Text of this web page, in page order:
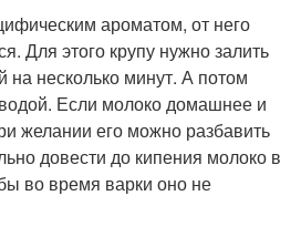
ароматом, от него
Для этого крупу нужно залить
на несколько минут. А потом
Если молоко домашнее и
желании его можно разбавить
довести до кипения молоко в
во время варки оно не